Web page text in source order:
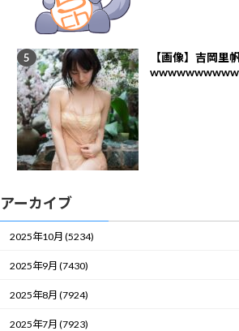
【画像】吉岡里
アーカイブ
2025年10月 (5234)
2025年9月 (7430)
2025年8月 (7924)
2025年7月 (7923)